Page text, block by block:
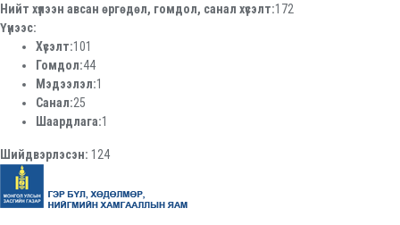
Нийт хүлээн авсан өргөдөл, гомдол, санал хүсэлт:172
Үүнээс:
Хүсэлт:101
Гомдол:44
Мэдээлэл:1
Санал:25
Шаардлага:1
Шийдвэрлэсэн: 124